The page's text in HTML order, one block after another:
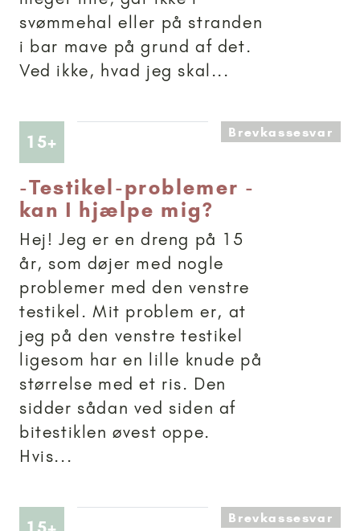
svømmehal eller på stranden
i bar mave på grund af det.
Ved ikke, hvad jeg skal...
15+ Artikler anbefalet til 15+Brevkassesvar
-Testikel-problemer -
kan I hjælpe mig?
Hej! Jeg er en dreng på 15
år, som døjer med nogle
problemer med den venstre
testikel. Mit problem er, at
jeg på den venstre testikel
ligesom har en lille knude på
størrelse med et ris. Den
sidder sådan ved siden af
bitestiklen øvest oppe.
Hvis...
Artikler anbefalet til 15+Brevkassesvar